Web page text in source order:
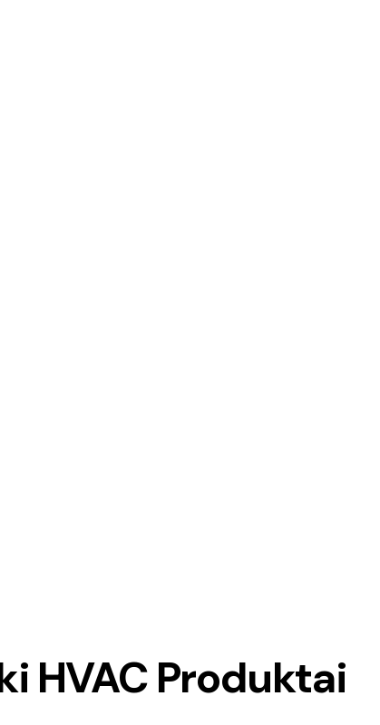
HVAC Produktai